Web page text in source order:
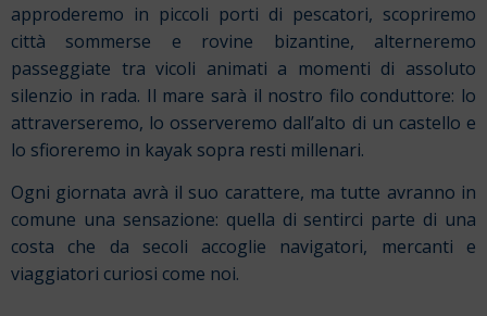
approderemo in piccoli porti di pescatori, scopriremo
città sommerse e rovine bizantine, alterneremo
passeggiate tra vicoli animati a momenti di assoluto
silenzio in rada. Il mare sarà il nostro filo conduttore: lo
attraverseremo, lo osserveremo dall’alto di un castello e
lo sfioreremo in kayak sopra resti millenari.
Ogni giornata avrà il suo carattere, ma tutte avranno in
comune una sensazione: quella di sentirci parte di una
costa che da secoli accoglie navigatori, mercanti e
viaggiatori curiosi come noi.